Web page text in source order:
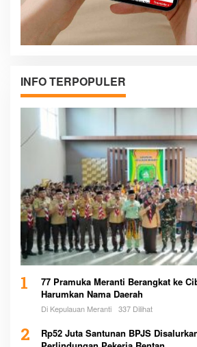
INFO TERPOPULER
1
77 Pramuka Meranti Berangkat ke
Harumkan Nama Daerah
Di Kepulauan Meranti 337 Dilihat
2
Rp52 Juta Santunan BPJS